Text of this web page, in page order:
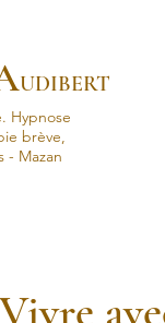
UDIBERT
Hypnose
brève,
- Mazan
Vivre